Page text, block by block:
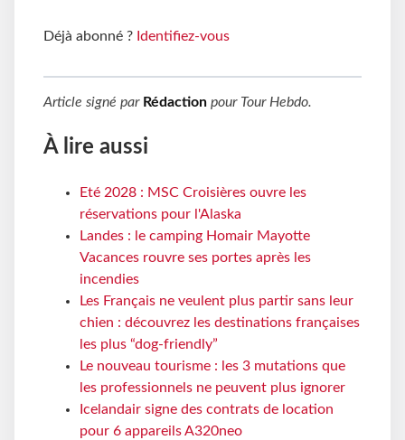
Déjà abonné ? Identifiez-vous
Article signé par Rédaction pour Tour Hebdo.
À lire aussi
Eté 2028 : MSC Croisières ouvre les
réservations pour l'Alaska
Landes : le camping Homair Mayotte
Vacances rouvre ses portes après les
incendies
Les Français ne veulent plus partir sans leur
chien : découvrez les destinations françaises
les plus “dog-friendly”
Le nouveau tourisme : les 3 mutations que
les professionnels ne peuvent plus ignorer
Icelandair signe des contrats de location
pour 6 appareils A320neo